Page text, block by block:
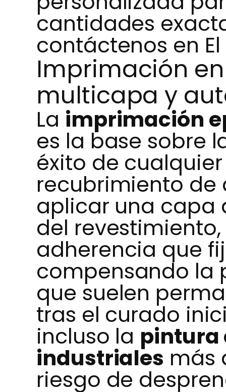
cantidades
contáctenos en
Imprimación
multicapa y
La imprimación
es la base sobre
éxito de
recubrimiento de
aplicar una capa
del
adherencia que
compensando la
que suelen
tras el curado
incluso la pintura
industriales más
riesgo de